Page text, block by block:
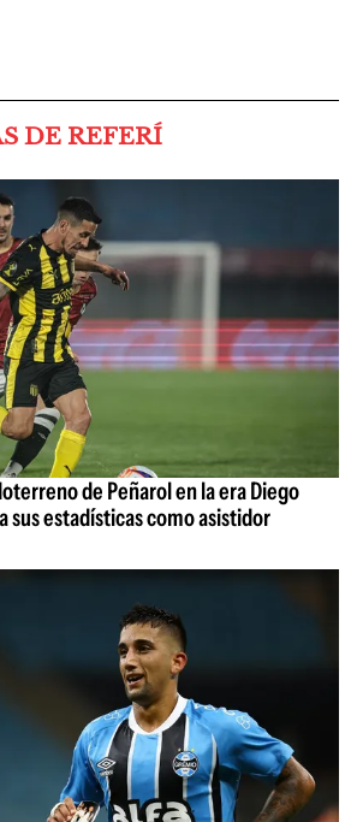
DE REFERÍ
de Peñarol en la era Diego
sus estadísticas como asistidor